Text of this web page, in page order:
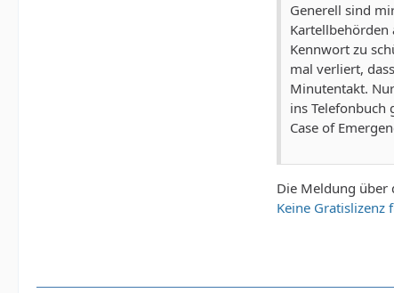
Generell sind
Kartellbehörden
Kennwort zu
mal verliert,
Minutentakt.
ins Telefonbuch
Case of
Die Meldung über
Keine Gratislizenz